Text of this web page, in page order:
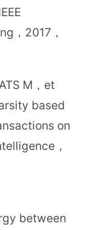
，2017，
M，et
based
on
，
between